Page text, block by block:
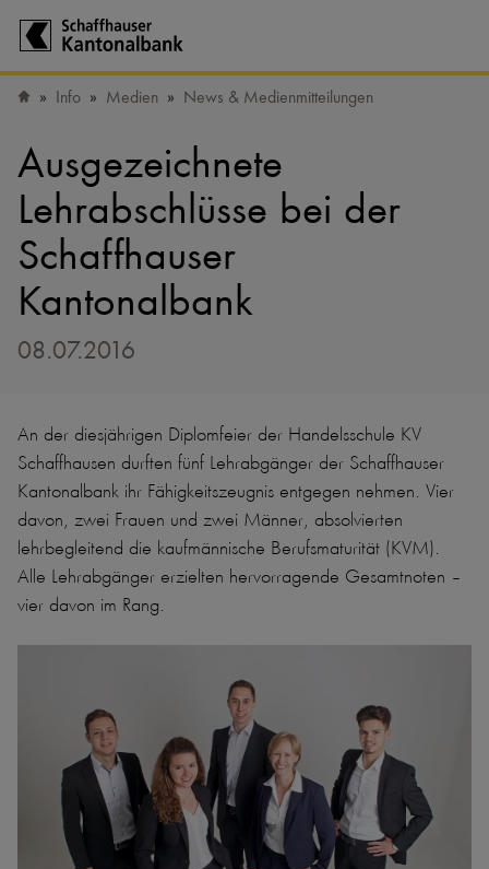
Info Medien News & Medienmitteilungen
Ausgezeichnete
Lehrabschlüsse bei der
Schaffhauser
Kantonalbank
08.07.2016
An der diesjährigen Diplomfeier der Handelsschule KV
Schaffhausen durften fünf Lehrabgänger der Schaffhauser
Kantonalbank ihr Fähigkeitszeugnis entgegen nehmen. Vier
davon, zwei Frauen und zwei Männer, absolvierten
lehrbegleitend die kaufmännische Berufsmaturität (KVM).
Alle Lehrabgänger erzielten hervorragende Gesamtnoten –
vier davon im Rang.